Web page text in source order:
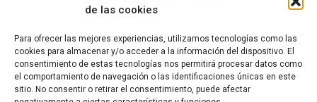
de las cookies
Para ofrecer las mejores experiencias, utilizamos tecnologías como las
cookies para almacenar y/o acceder a la información del dispositivo. El
consentimiento de estas tecnologías nos permitirá procesar datos como
el comportamiento de navegación o las identificaciones únicas en este
sitio. No consentir o retirar el consentimiento, puede afectar
Condiciones de uso
Política de privacidad
Política de cookies